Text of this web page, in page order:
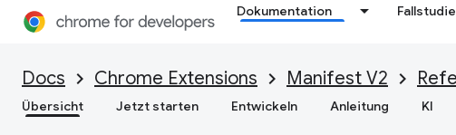
Dokumentation
Docs Chrome Extensions Manifest V2
Übersicht Jetzt starten Entwickeln Anleitung KI